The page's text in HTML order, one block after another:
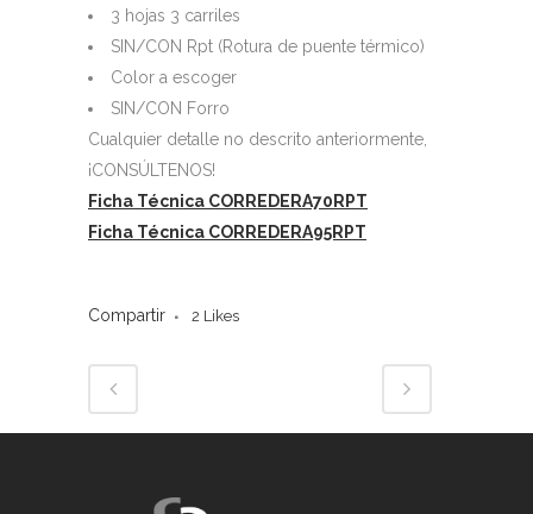
3 hojas 3 carriles
SIN/CON Rpt (Rotura de puente térmico)
Color a escoger
SIN/CON Forro
Cualquier detalle no descrito anteriormente,
¡CONSÚLTENOS!
Ficha Técnica CORREDERA70RPT
Ficha Técnica CORREDERA95RPT
Compartir 2 Likes